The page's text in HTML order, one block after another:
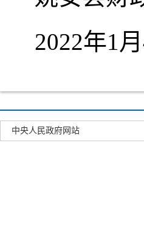
2022年1
中央人民政府网站